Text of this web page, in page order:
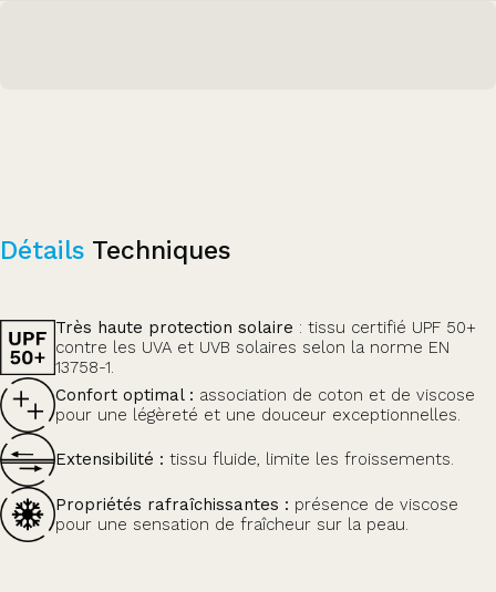
Détails Techniques
Très haute protection solaire : tissu certifié UPF 50+
contre les UVA et UVB solaires selon la norme EN
13758-1.
Confort optimal : association de coton et de viscose
pour une légèreté et une douceur exceptionnelles.
Extensibilité : tissu fluide, limite les froissements.
Propriétés rafraîchissantes : présence de viscose
pour une sensation de fraîcheur sur la peau.